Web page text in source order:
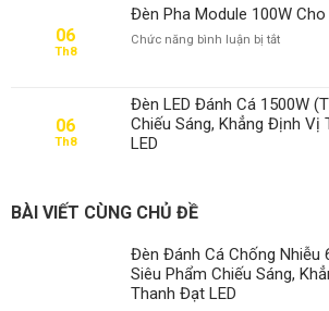
100W
Cho
Mini
06
Th8
Đèn Pha Module 100W
Chức năng bình luận bị tắtở
Module
100W
Cho
06
Th8
Đèn LED Đánh Cá 1500W
Chiếu Sáng, Khẳng Định Vị
LED
BÀI VIẾT CÙNG CHỦ ĐỀ
Đèn Đánh Cá Chống Nhiễu
Siêu Phẩm Chiếu Sáng,
Thanh Đạt LED